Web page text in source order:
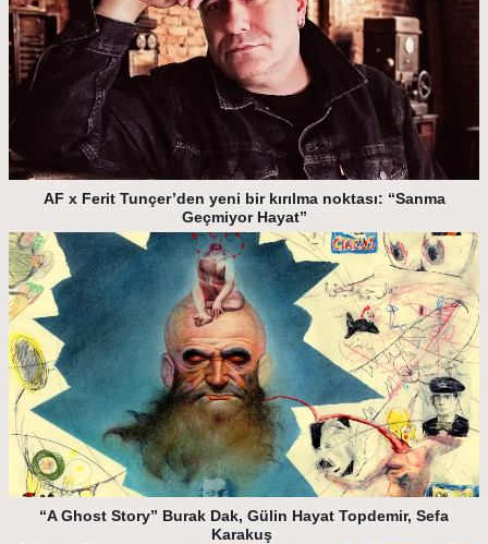
AF x Ferit Tunçer’den yeni bir kırılma noktası: “Sanma
Geçmiyor Hayat”
“A Ghost Story” Burak Dak, Gülin Hayat Topdemir, Sefa
Karakuş